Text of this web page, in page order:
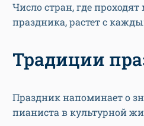
Число стран, где
праздника, растет с
Традиции
Праздник напоминает о
пианиста в культурной